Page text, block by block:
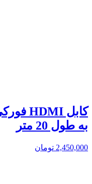
به طول 20 متر
2,450,000 تومان